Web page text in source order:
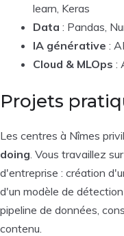
learn, Keras
Data : Pandas,
IA générative :
Cloud & MLOps :
Projets
Les centres à Nîmes
doing . Vous travaillez
d'entreprise : création
d'un modèle de
pipeline de données,
contenu.